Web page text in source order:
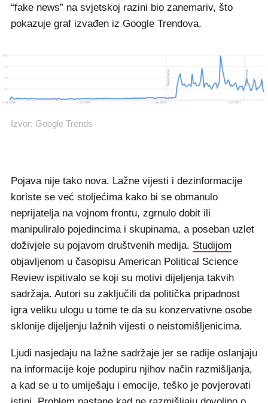
“fake news” na svjetskoj razini bio zanemariv, što
pokazuje graf izvađen iz Google Trendova.
Izvor: Google Trends
Pojava nije tako nova. Lažne vijesti i dezinformacije
koriste se već stoljećima kako bi se obmanulo
neprijatelja na vojnom frontu, zgrnulo dobit ili
manipuliralo pojedincima i skupinama, a poseban uzlet
doživjele su pojavom društvenih medija. Studijom
objavljenom u časopisu American Political Science
Review ispitivalo se koji su motivi dijeljenja takvih
sadržaja. Autori su zaključili da politička pripadnost
igra veliku ulogu u tome te da su konzervativne osobe
sklonije dijeljenju lažnih vijesti o neistomišljenicima.
Ljudi nasjedaju na lažne sadržaje jer se radije oslanjaju
na informacije koje podupiru njihov način razmišljanja,
a kad se u to umiješaju i emocije, teško je povjerovati